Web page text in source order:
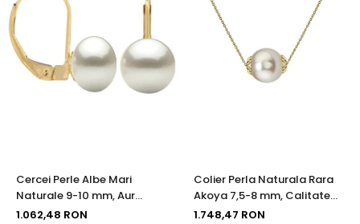
Cercei Perle Albe Mari
Naturale 9-10 mm, Aur
Galben 14K, Formă Buton,
1.062,48 RON
Colier Perla Naturala Rara
Akoya 7,5-8 mm, Calitate
AAA+, Aur 14K | KASKADDA®
1.748,47 RON